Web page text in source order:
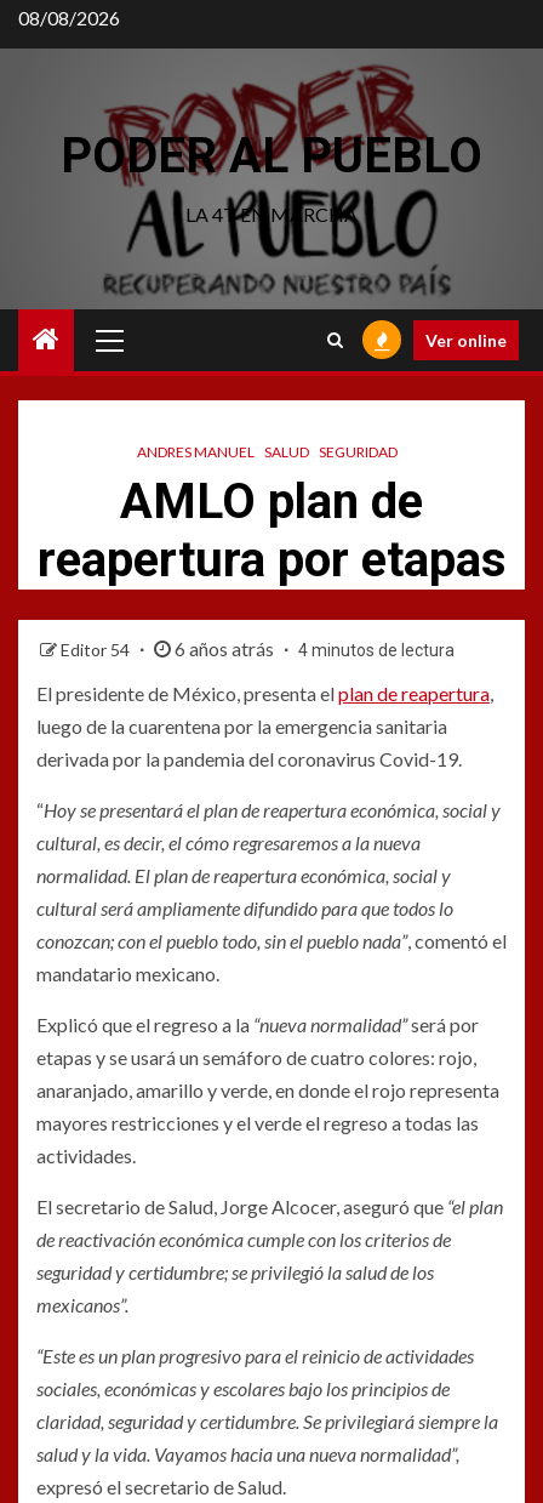
Saltar
al
08/08/2026
PODER AL PUEBLO
LA 4T EN MARCHA
principal
Ver online
ANDRES MANUEL SALUD SEGURIDAD
AMLO plan de
reapertura por etapas
Editor 54 6 años atrás 4 minutos de lectura
El presidente de México, presenta elplan de reapertura,
luego de la cuarentena por la emergencia sanitaria
derivada por la pandemia del coronavirus Covid-19.
“Hoy se presentará el plan de reapertura económica, social y
cultural, es decir, el cómo regresaremos a la nueva
normalidad. El plan de reapertura económica, social y
cultural será ampliamente difundido para que todos lo
conozcan; con el pueblo todo, sin el pueblo nada”, comentó el
mandatario mexicano.
Explicó que el regreso a la “nueva normalidad”será por
etapas y se usará un semáforo de cuatro colores: rojo,
anaranjado, amarillo y verde, en donde el rojo representa
mayores restricciones y el verde el regreso a todas las
actividades.
El secretario de Salud, Jorge Alcocer, aseguró que “el plan
de reactivación económica cumple con los criterios de
seguridad y certidumbre; se privilegió la salud de los
mexicanos”.
“Este es un plan progresivo para el reinicio de actividades
sociales, económicas y escolares bajo los principios de
claridad, seguridad y certidumbre. Se privilegiará siempre la
salud y la vida. Vayamos hacia una nueva normalidad”,
expresó el secretario de Salud.